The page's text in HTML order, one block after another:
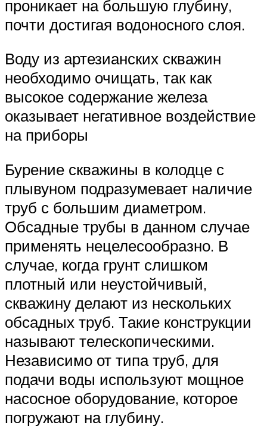
проникает на большую глубину,
почти достигая водоносного слоя.
Воду из артезианских скважин
необходимо очищать, так как
высокое содержание железа
оказывает негативное воздействие
на приборы
Бурение скважины в колодце с
плывуном подразумевает наличие
труб с большим диаметром.
Обсадные трубы в данном случае
применять нецелесообразно. В
случае, когда грунт слишком
плотный или неустойчивый,
скважину делают из нескольких
обсадных труб. Такие конструкции
называют телескопическими.
Независимо от типа труб, для
подачи воды используют мощное
насосное оборудование, которое
погружают на глубину.